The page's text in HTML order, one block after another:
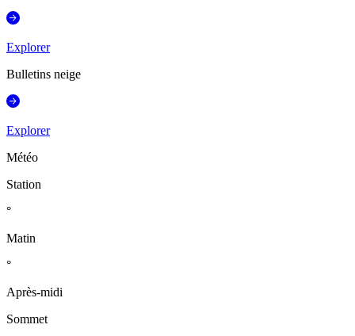
Explorer
Bulletins neige
Explorer
Météo
Station
°
Matin
°
Après-midi
Sommet